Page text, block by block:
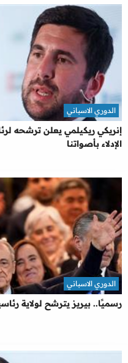
إنريكي ريكيلمي يعلن ترشحه
الإدلاء بأصواتنا
الدوري الاسباني
رسميًا.. بيريز يترشح لولاية
الدوري الاسباني